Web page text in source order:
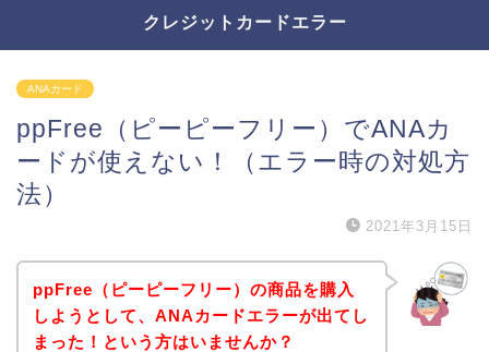
クレジットカードエラー
ANAカード
ppFree（ピーピーフリー）でANAカ
ードが使えない！（エラー時の対処方
法）
2021年3月15日
ppFree（ピーピーフリー）の商品を購入
しようとして、ANAカードエラーが出てし
まった！という方はいませんか？